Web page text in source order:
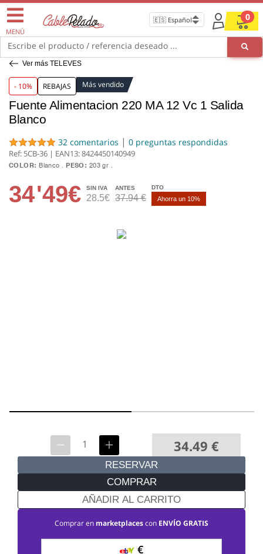
MENÚ
0
Escribe el producto / referencia deseado ...
Ver más TELEVES
- 10% REBAJAS Más vendido
Fuente Alimentacion 220 MA 12 Vc 1 Salida
Blanco
32 comentarios | 0 preguntas respondidas
Ref: 5CB-36 | EAN13:8424450140949
COLOR: Blanco PESO: 203 gr
34'49€ SIN IVA
28.5€
ANTES
37.94 €
DTO
Ahorra un 10%
34.49 €
RESERVAR
COMPRAR
AÑADIR AL CARRITO
Comprar en marketplacescon ENVÍO GRATIS
€